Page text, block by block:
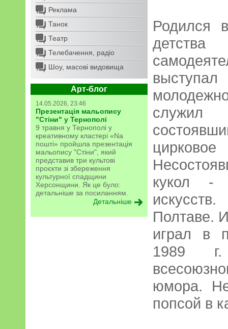
Реклама
Танок
Театр
Телебачення, радіо
Шоу, масові видовища
Арт-блог
14.05.2026, 23:46
Презентація мальопису
"Стіни" у Тернополі
9 травня у Тернополі у
креативному кластері «Na
пошті» пройшла презентація
мальопису "Стіни", який
представив три культові
проєкти зі збереження
культурної спадщини
Херсонщини. Як це було:
детальніше за посиланням.
Детальніше
Родился
кукол -
Полтаве.
играл в
1989 г.
юмора.
попсой в